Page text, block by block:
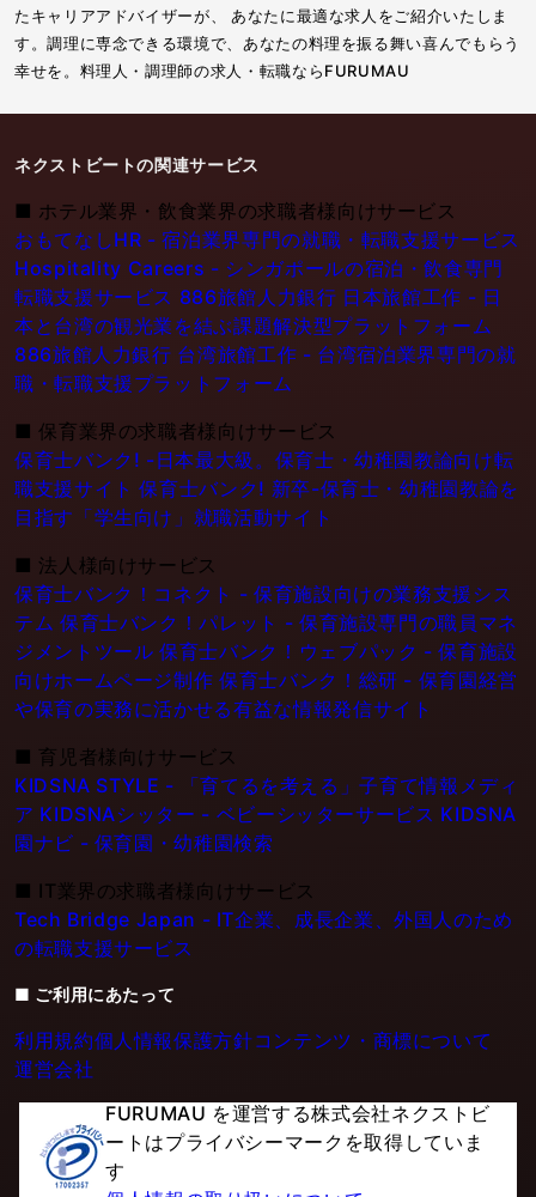
たキャリアアドバイザーが、 あなたに最適な求人をご紹介いたしま
す。調理に専念できる環境で、あなたの料理を振る舞い喜んでもらう
幸せを。料理人・調理師の求人・転職ならFURUMAU
ネクストビートの関連サービス
■ ホテル業界・飲食業界の求職者様向けサービス
おもてなしHR - 宿泊業界専門の就職・転職支援サービス
Hospitality Careers - シンガポールの宿泊・飲食専門
転職支援サービス 886旅館人力銀行 日本旅館工作 - 日
本と台湾の観光業を結ぶ課題解決型プラットフォーム
886旅館人力銀行 台湾旅館工作 - 台湾宿泊業界専門の就
職・転職支援プラットフォーム
■ 保育業界の求職者様向けサービス
保育士バンク! -日本最大級。保育士・幼稚園教論向け転
職支援サイト 保育士バンク! 新卒-保育士・幼稚園教論を
目指す「学生向け」就職活動サイト
■ 法人様向けサービス
保育士バンク！コネクト - 保育施設向けの業務支援シス
テム 保育士バンク！パレット - 保育施設専門の職員マネ
ジメントツール 保育士バンク！ウェブパック - 保育施設
向けホームページ制作 保育士バンク！総研 - 保育園経営
や保育の実務に活かせる有益な情報発信サイト
■ 育児者様向けサービス
KIDSNA STYLE - 「育てるを考える」子育て情報メディ
ア KIDSNAシッター - ベビーシッターサービス KIDSNA
園ナビ - 保育園・幼稚園検索
■ IT業界の求職者様向けサービス
Tech Bridge Japan - IT企業、成長企業、外国人のため
の転職支援サービス
■ ご利用にあたって
利用規約個人情報保護方針コンテンツ・商標について
運営会社
FURUMAU を運営する株式会社ネクストビ
ートはプライバシーマークを取得していま
す